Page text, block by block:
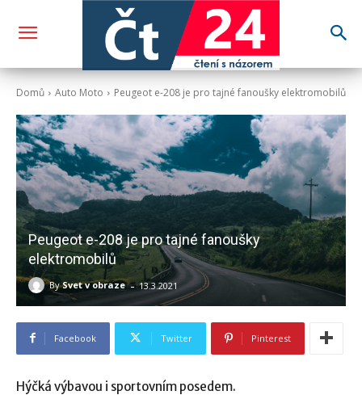
Domů Auto Moto Peugeot e-208 je pro tajné fanoušky elektromobilů
Peugeot e-208 je pro tajné fanoušky
elektromobilů
By Svet v obraze - 13.3.2021
Facebook Twitter Pinterest
Hýčká výbavou i sportovním posedem.